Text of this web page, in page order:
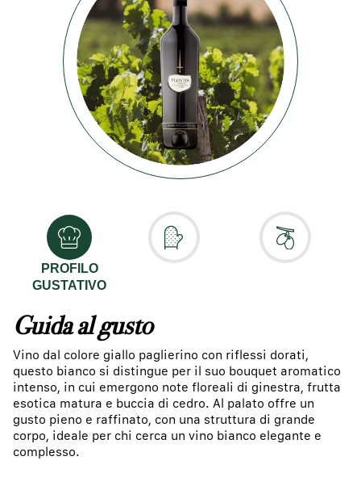
PROFILO
GUSTATIVO
Guida al gusto
Vino dal colore giallo paglierino con riflessi dorati,
questo bianco si distingue per il suo bouquet aromatico
intenso, in cui emergono note floreali di ginestra, frutta
esotica matura e buccia di cedro. Al palato offre un
gusto pieno e raffinato, con una struttura di grande
corpo, ideale per chi cerca un vino bianco elegante e
complesso.